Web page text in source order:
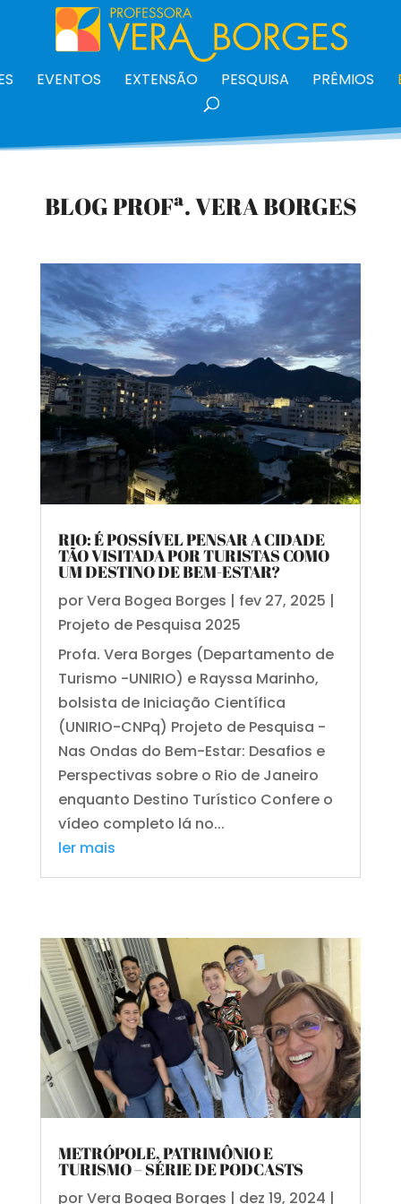
EVENTOS EXTENSÃO PESQUISA PRÊMIOS
BLOG PROFª. VERA BORGES
RIO: É POSSÍVEL PENSAR A CIDADE
TÃO VISITADA POR TURISTAS COMO
UM DESTINO DE BEM-ESTAR?
porVera Bogea Borges | fev 27, 2025 |
Projeto de Pesquisa 2025
Profa. Vera Borges (Departamento de
Turismo -UNIRIO) e Rayssa Marinho,
bolsista de Iniciação Científica
(UNIRIO-CNPq) Projeto de Pesquisa -
Nas Ondas do Bem-Estar: Desafios e
Perspectivas sobre o Rio de Janeiro
enquanto Destino Turístico Confere o
vídeo completo lá no...
ler mais
METRÓPOLE, PATRIMÔNIO E
TURISMO – SÉRIE DE PODCASTS
porVera Bogea Borges | dez 19, 2024 |